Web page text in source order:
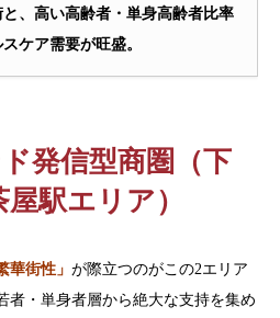
、高い高齢者・単身高齢者比率
ケア需要が旺盛。
発信型商圏（下
駅エリア）
華街性」 が際立つのがこの2エリア
者・単身者層から絶大な支持を集め